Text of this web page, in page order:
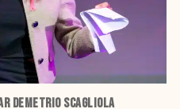
DEMETRIO SCAGLIOLA